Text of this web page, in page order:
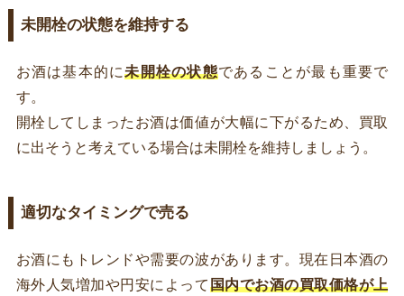
未開栓の状態を維持する
お酒は基本的に未開栓の状態であることが最も重要で
す。
開栓してしまったお酒は価値が大幅に下がるため、買取
に出そうと考えている場合は未開栓を維持しましょう。
適切なタイミングで売る
お酒にもトレンドや需要の波があります。現在日本酒の
海外人気増加や円安によって国内でお酒の買取価格が上